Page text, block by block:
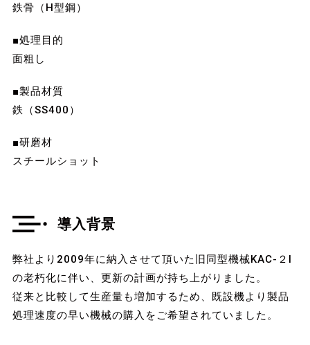
鉄骨（H型鋼）
■処理目的
面粗し
■製品材質
鉄（SS400）
■研磨材
スチールショット
導入背景
弊社より2009年に納入させて頂いた旧同型機械KAC-２I
の老朽化に伴い、更新の計画が持ち上がりました。
従来と比較して生産量も増加するため、既設機より製品
処理速度の早い機械の購入をご希望されていました。